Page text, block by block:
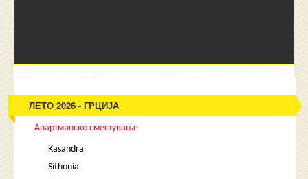
ЛЕТО 2026 - ГРЦИЈА
Апартманско сместување
Kasandra
Sithonia